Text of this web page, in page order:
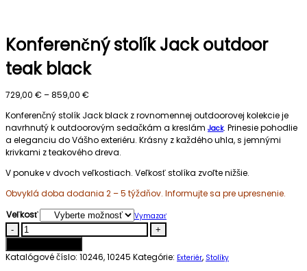
Konferenčný stolík Jack outdoor
teak black
729,00 € –859,00 €
729,00 €
through
859,00 €
Konferenčný stolík Jack black z rovnomennej outdoorovej kolekcie je
navrhnutý k outdoorovým sedačkám a kreslám Jack. Prinesie pohodlie
a eleganciu do Vášho exteriéru. Krásny z každého uhla, s jemnými
krivkami z teakového dreva.
V ponuke v dvoch veľkostiach. Veľkosť stolíka zvoľte nižšie.
Obvyklá doba dodania 2 – 5 týždňov. Informujte sa pre upresnenie.
Veľkosť
Vymazať
Konferenčný
stolík
Jack
outdoor
-
+
Katalógové číslo: 10246, 10245 Kategórie: Exteriér, Stolíky